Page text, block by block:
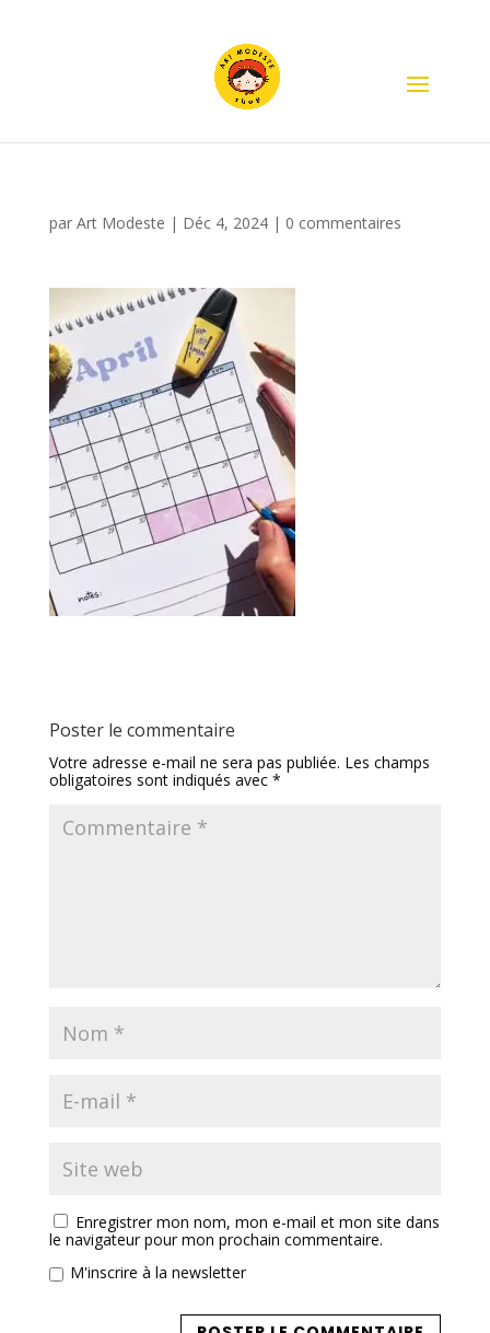
par Art Modeste | Déc 4, 2024| 0 commentaires
Poster le commentaire
Votre adresse e-mail ne sera pas publiée. Les champs
obligatoires sont indiqués avec *
Enregistrer mon nom, mon e-mail et mon site dans
le navigateur pour mon prochain commentaire.
M'inscrire à la newsletter